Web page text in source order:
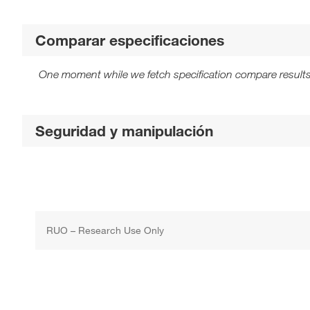
Comparar especificaciones
One moment while we fetch specification compare
Seguridad y manipulación
RUO – Research Use Only